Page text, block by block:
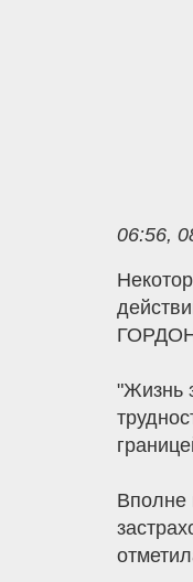
06:56,
ГОРДОН
"Жизнь
Вполне